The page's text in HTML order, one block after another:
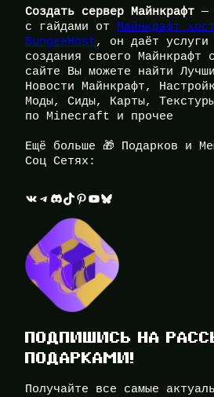
Создать сервер Майнкрафт —
с гайдами от Майнкрафт
BungeeHost, он даёт услуги
создания своего Майнкрафт
сайте Вы можете найти
Новости Майнкрафт,
Моды, Сиды, Карты,
по Minecraft и прочее
Ещё больше 🎁 Подарков и
Соц Сетях:
ВКонтакте Telegram Discord TikTok Pinterest YouTube Bluesky
ПОДПИШИСЬ НА
ПОДАРКАМИ!
Получайте все самые